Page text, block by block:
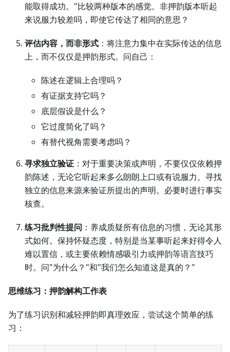
能取得成功。"比较两种版本的感觉。非押韵版本听起
来说服力较差吗，即使它传达了相同的意思？
评估内容，而非形式 ：将注意力集中在实际传达的信息
上，而不仅仅是押韵形式。问自己：
陈述在逻辑上合理吗？
有证据支持它吗？
底层假设是什么？
它过度简化了吗？
有替代视角需要考虑吗？
寻求独立验证 ：对于重要决策或声明，不要仅仅依赖押
韵陈述，无论它听起来多么朗朗上口或有说服力。寻找
独立的信息来源来验证所提出的声明。必要时进行事实
核查。
练习批判性提问 ：养成质疑所有信息的习惯，无论其形
式如何。保持怀疑态度，特别是当某事听起来好得令人
难以置信，或主要依赖情感吸引力或押韵等语言技巧
时。问"为什么？"和"我们怎么知道这是真的？"
思维练习：押韵解构工作表
为了练习识别和减轻押韵即真理效应，尝试这个简单的练
习：